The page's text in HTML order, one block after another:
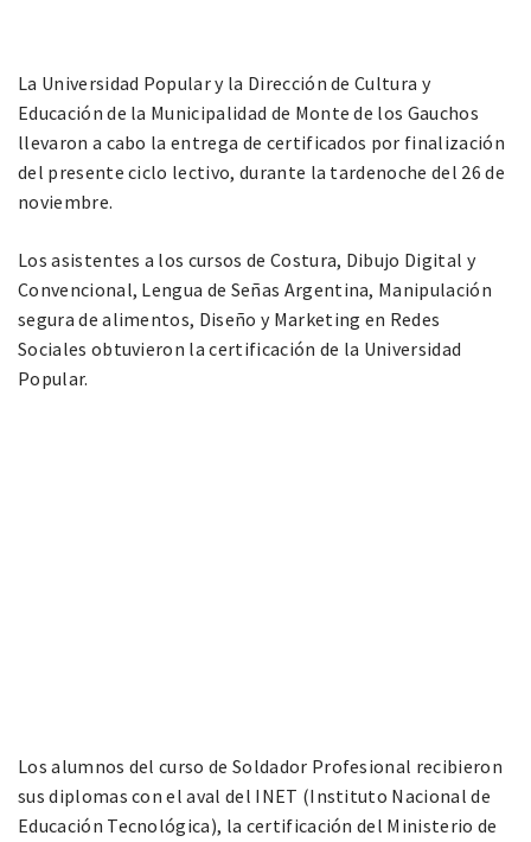
La Universidad Popular y la Dirección de Cultura y
Educación de la Municipalidad de Monte de los Gauchos
llevaron a cabo la entrega de certificados por finalización
del presente ciclo lectivo, durante la tardenoche del 26 de
noviembre.
Los asistentes a los cursos de Costura, Dibujo Digital y
Convencional, Lengua de Señas Argentina, Manipulación
segura de alimentos, Diseño y Marketing en Redes
Sociales obtuvieron la certificación de la Universidad
Popular.
Los alumnos del curso de Soldador Profesional recibieron
sus diplomas con el aval del INET (Instituto Nacional de
Educación Tecnológica), la certificación del Ministerio de